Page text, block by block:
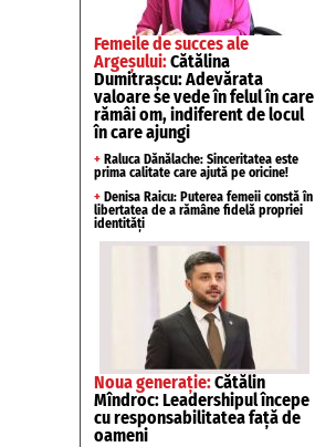
Femeile de succes ale
Argeșului:Cătălina
Dumitrașcu: Adevărata
valoare se vede în felul în care
rămâi om, indiferent de locul
în care ajungi
+ Raluca Dănălache: Sinceritatea este
prima calitate care ajută pe oricine!
+ Denisa Raicu: Puterea femeii constă în
libertatea de a rămâne fidelă propriei
identități
Noua generație:Cătălin
Mîndroc: Leadershipul începe
cu responsabilitatea față de
oameni